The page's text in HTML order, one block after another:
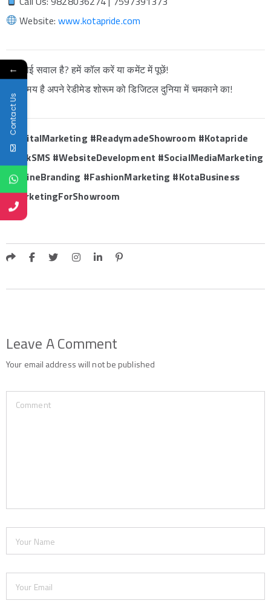
Website:www.kotapride.com
कोई सवाल है? हमें कॉल करें या कमेंट में पूछें!
अब समय है अपने रेडीमेड शोरूम को डिजिटल दुनिया में चमकाने का!
#DigitalMarketing #ReadymadeShowroom #Kotapride
#BulkSMS #WebsiteDevelopment #SocialMediaMarketing
#OnlineBranding #FashionMarketing #KotaBusiness
#MarketingForShowroom
Leave A Comment
Your email address will not be published
←
Contact Us